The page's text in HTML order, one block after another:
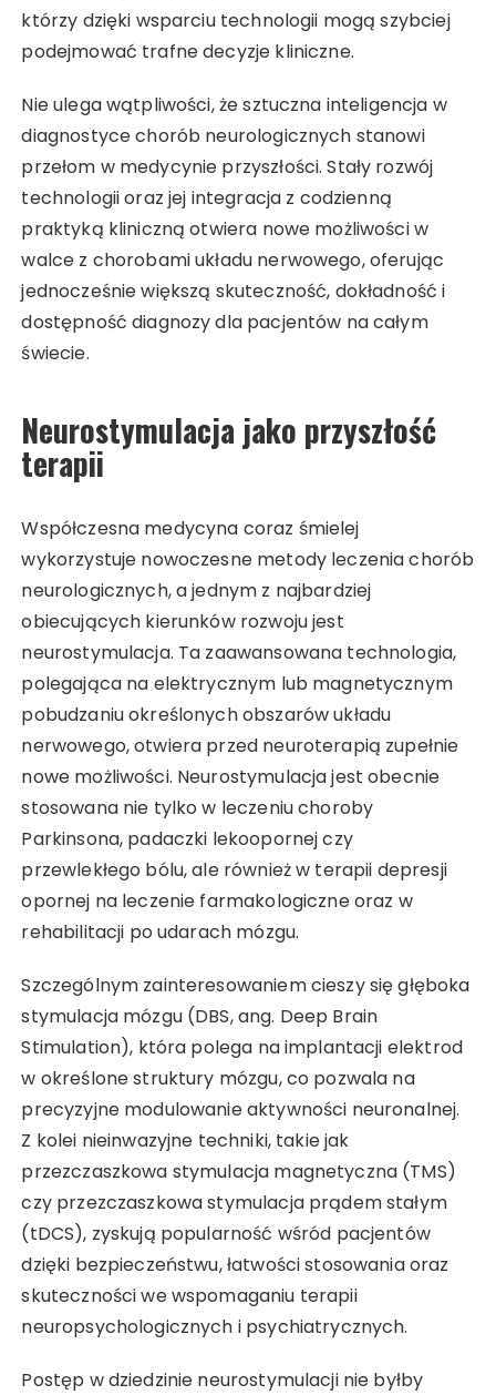
którzy dzięki wsparciu technologii mogą szybciej
podejmować trafne decyzje kliniczne.
Nie ulega wątpliwości, że sztuczna inteligencja w
diagnostyce chorób neurologicznych stanowi
przełom w medycynie przyszłości. Stały rozwój
technologii oraz jej integracja z codzienną
praktyką kliniczną otwiera nowe możliwości w
walce z chorobami układu nerwowego, oferując
jednocześnie większą skuteczność, dokładność i
dostępność diagnozy dla pacjentów na całym
świecie.
Neurostymulacja jako przyszłość
terapii
Współczesna medycyna coraz śmielej
wykorzystuje nowoczesne metody leczenia chorób
neurologicznych, a jednym z najbardziej
obiecujących kierunków rozwoju jest
neurostymulacja. Ta zaawansowana technologia,
polegająca na elektrycznym lub magnetycznym
pobudzaniu określonych obszarów układu
nerwowego, otwiera przed neuroterapią zupełnie
nowe możliwości. Neurostymulacja jest obecnie
stosowana nie tylko w leczeniu choroby
Parkinsona, padaczki lekoopornej czy
przewlekłego bólu, ale również w terapii depresji
opornej na leczenie farmakologiczne oraz w
rehabilitacji po udarach mózgu.
Szczególnym zainteresowaniem cieszy się głęboka
stymulacja mózgu (DBS, ang. Deep Brain
Stimulation), która polega na implantacji elektrod
w określone struktury mózgu, co pozwala na
precyzyjne modulowanie aktywności neuronalnej.
Z kolei nieinwazyjne techniki, takie jak
przezczaszkowa stymulacja magnetyczna (TMS)
czy przezczaszkowa stymulacja prądem stałym
(tDCS), zyskują popularność wśród pacjentów
dzięki bezpieczeństwu, łatwości stosowania oraz
skuteczności we wspomaganiu terapii
neuropsychologicznych i psychiatrycznych.
Postęp w dziedzinie neurostymulacji nie byłby